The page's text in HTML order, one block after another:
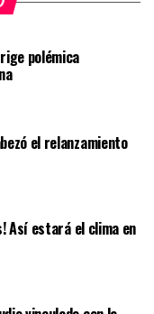
polémica
el relanzamiento
Así estará el clima en